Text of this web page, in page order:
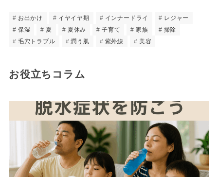
お出かけ イヤイヤ期 インナードライ
レジャー
保湿
夏 夏休み 子育て 家族
掃除
毛穴トラブル
潤う肌 紫外線 美容
お役立ちコラム